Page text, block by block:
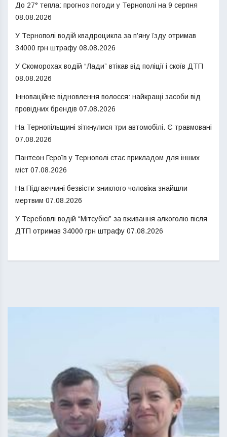
До 27° тепла: прогноз погоди у Тернополі на 9 серпня
08.08.2026
У Тернополі водій квадроцикла за п’яну їзду отримав
34000 грн штрафу 08.08.2026
У Скоморохах водій “Лади” втікав від поліції і скоїв ДТП
08.08.2026
Інноваційне відновлення волосся: найкращі засоби від
провідних брендів 07.08.2026
На Тернопільщині зіткнулися три автомобілі. Є травмовані
07.08.2026
Пантеон Героїв у Тернополі стає прикладом для інших
міст 07.08.2026
На Підгаєччині безвісти зниклого чоловіка знайшли
мертвим 07.08.2026
У Теребовлі водій “Мітсубісі” за вживання алкоголю після
ДТП отримав 34000 грн штрафу 07.08.2026